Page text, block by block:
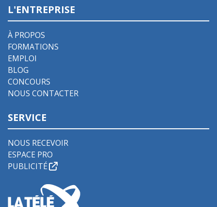
L'ENTREPRISE
À PROPOS
FORMATIONS
EMPLOI
BLOG
CONCOURS
NOUS CONTACTER
SERVICE
NOUS RECEVOIR
ESPACE PRO
PUBLICITÉ